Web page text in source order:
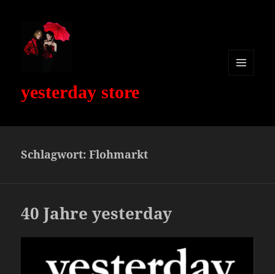
yesterday store
Schlagwort:Flohmarkt
40 Jahre yesterday